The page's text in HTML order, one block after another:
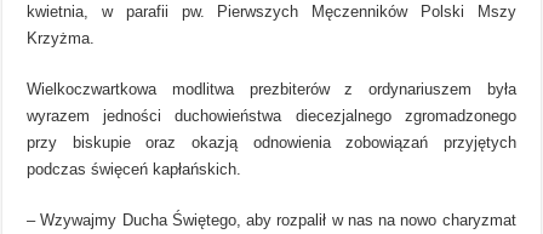
kwietnia, w parafii pw. Pierwszych Męczenników Polski Mszy
Krzyżma.
Wielkoczwartkowa modlitwa prezbiterów z ordynariuszem była
wyrazem jedności duchowieństwa diecezjalnego zgromadzonego
przy biskupie oraz okazją odnowienia zobowiązań przyjętych
podczas święceń kapłańskich.
– Wzywajmy Ducha Świętego, aby rozpalił w nas na nowo charyzmat